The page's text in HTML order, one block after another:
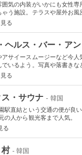
囲気の内装がいかにも女性
ゃう施設。テラスや屋外お風
る
ヘルス・バー・ア
アサイースムージーなど今
でいるよう。写真や落書きな
る
・サウナ - 韓国
駅直結という交通の便が良
の人から観光客まで人気。
る
村 - 韓国